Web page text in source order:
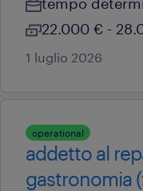
22.000 € -
1 luglio 2026
operational
addetto al
gastronomia